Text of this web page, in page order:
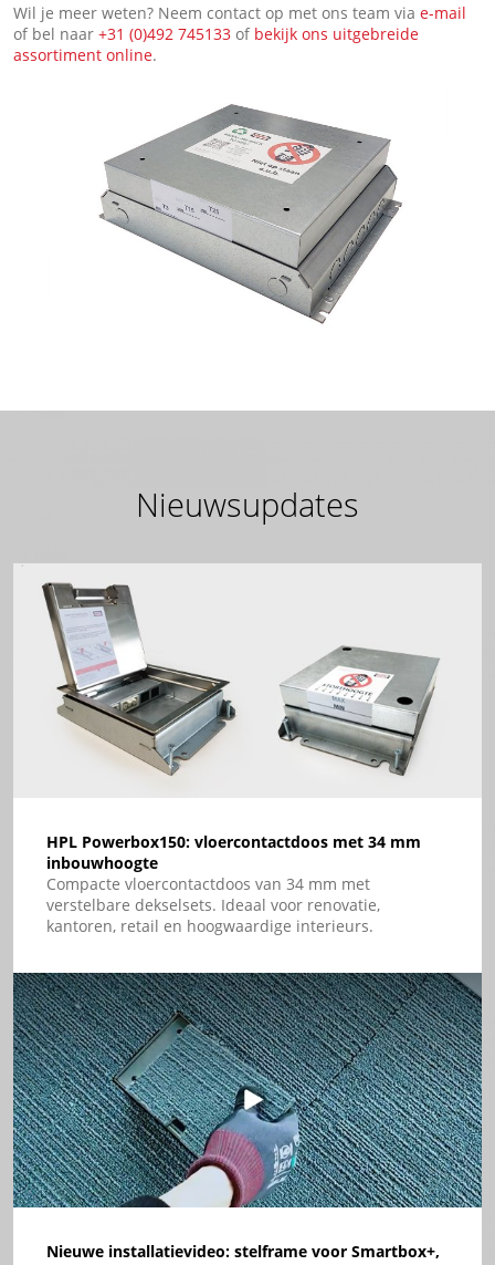
Wil je meer weten? Neem contact op met ons team via e-mail
of bel naar +31 (0)492 745133 of bekijk ons uitgebreide
assortiment online.
Nieuwsupdates
HPL Powerbox150: vloercontactdoos met 34 mm
inbouwhoogte
Compacte vloercontactdoos van 34 mm met
verstelbare dekselsets. Ideaal voor renovatie,
kantoren, retail en hoogwaardige interieurs.
Nieuwe installatievideo: stelframe voor Smartbox+,